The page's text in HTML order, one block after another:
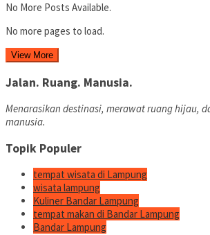
No More Posts Available.
No more pages to load.
View More
Jalan. Ruang. Manusia.
Menarasikan destinasi, merawat ruang hijau,
manusia.
Topik Populer
tempat wisata di Lampung
wisata lampung
Kuliner Bandar Lampung
tempat makan di Bandar Lampung
Bandar Lampung